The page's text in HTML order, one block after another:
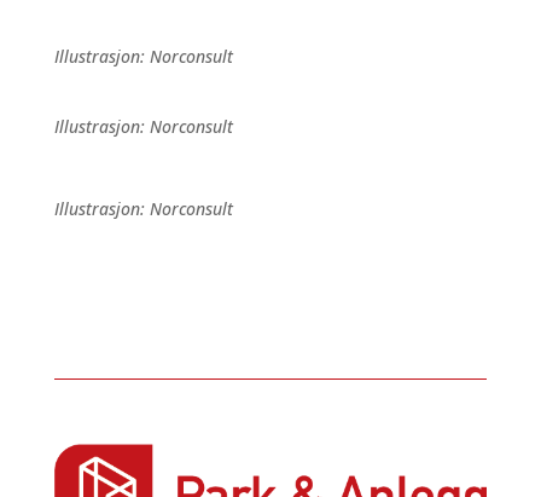
Illustrasjon: Norconsult
Illustrasjon: Norconsult
Illustrasjon: Norconsult